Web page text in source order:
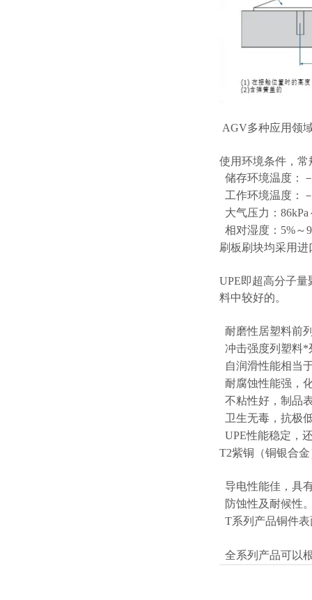
AGV多种应用领
使用环境条件，常
储存环境温度：
工作环境温度：
大气压力：86kPa
相对湿度：5%～
刷板刷块均采用进
UPE即超高分子
料中较好的。
耐磨性居塑料前
冲击强度列塑料*
自润滑性能相当
耐腐蚀性能强，
不粘性好，制品
卫生无毒，抗极
UPE性能稳定，
T2紫铜（铜银合
导电性能佳，具
防蚀性及耐候性
T系列产品铜件
全系列产品可以